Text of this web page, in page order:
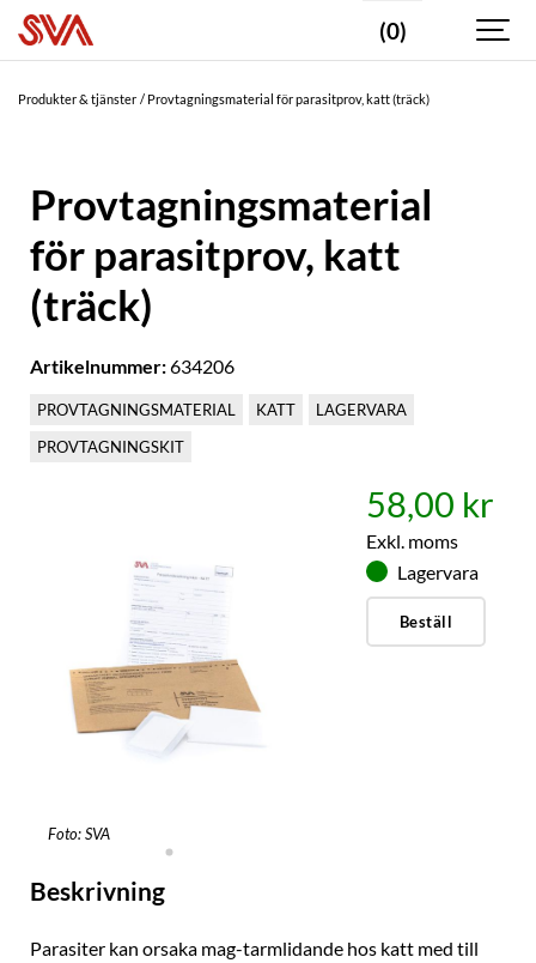
(0)
Produkter & tjänster Provtagningsmaterial för parasitprov, katt (träck)
Provtagningsmaterial
för parasitprov, katt
(träck)
Artikelnummer:634206
PROVTAGNINGSMATERIAL KATT
LAGERVARA
PROVTAGNINGSKIT
Foto: SVA
58,00 kr
Exkl. moms
Lagervara
Beställ
Beskrivning
Parasiter kan orsaka mag-tarmlidande hos katt med till